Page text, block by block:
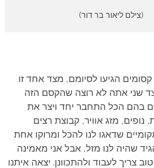
(צילם ליאור בר דור)
הגיעו לסיומם, מצד אחד זו
שני אתה לא רוצה שהקסם הזה
בהם הכל התחבר יחד ויצר את
נופים, מזג אוויר, קבוצת רצים
שדאגו לנו להכל ומרוקו אחת
שהיה לנו מזל, אבל אני מאמינה
צריך לעבוד ולהתכוונן. יצאה איתנו